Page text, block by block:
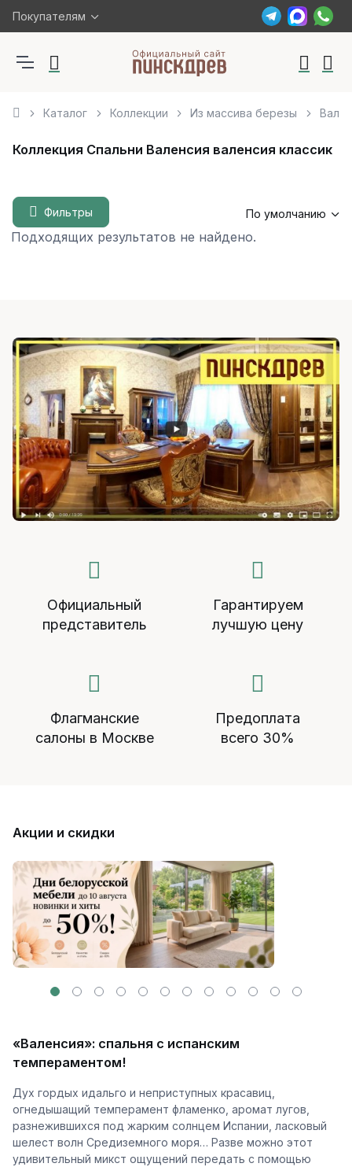
Покупателям
Каталог Коллекции Из массива березы
Коллекция Спальни Валенсия валенсия классик
Фильтры По умолчанию
Подходящих результатов не найдено.
Официальный
представитель
Гарантируем
лучшую цену
Флагманские
салоны в Москве
Предоплата
всего 30%
Акции и скидки
«Валенсия»: спальня с испанским
темпераментом!
Дух гордых идальго и неприступных красавиц,
огнедышащий темперамент фламенко, аромат лугов,
разнежившихся под жарким солнцем Испании, ласковый
шелест волн Средиземного моря… Разве можно этот
удивительный микст ощущений передать с помощью